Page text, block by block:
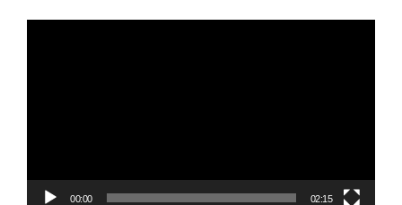
00:00 02:15